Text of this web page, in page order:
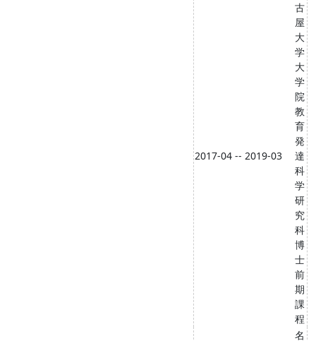
2017-04 -- 2019-03
古
屋
大
学
大
学
院
教
育
発
達
科
学
研
究
科
博
士
前
期
課
程
名